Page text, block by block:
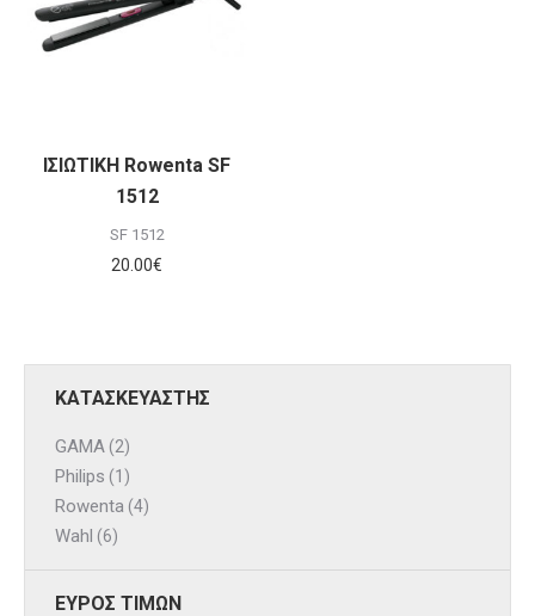
ΙΣΙΩΤΙΚΗ Rowenta SF
1512
SF 1512
20.00€
ΚΑΤΑΣΚΕΥΑΣΤΗΣ
GAMA (2)
Philips (1)
Rowenta (4)
Wahl (6)
ΕΥΡΟΣ ΤΙΜΩΝ